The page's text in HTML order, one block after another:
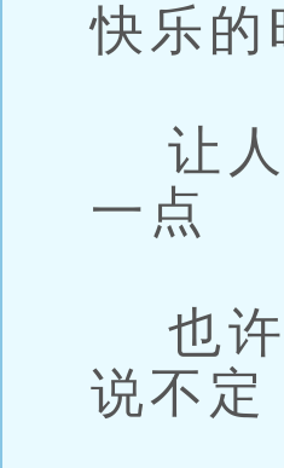
快乐的
让人
一点
也许
说不定